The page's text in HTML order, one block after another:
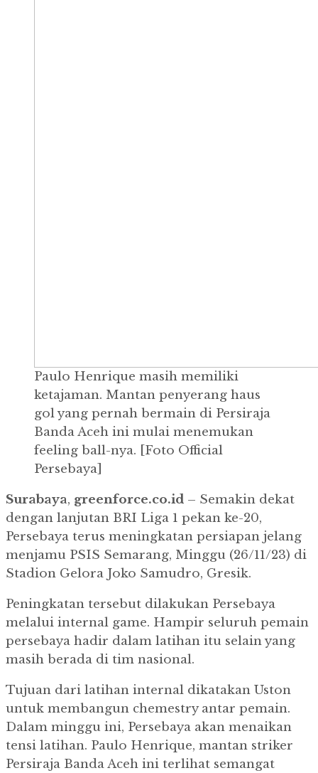
Paulo Henrique masih memiliki
ketajaman. Mantan penyerang haus
gol yang pernah bermain di Persiraja
Banda Aceh ini mulai menemukan
feeling ball-nya. [Foto Official
Persebaya]
Surabaya, greenforce.co.id – Semakin dekat
dengan lanjutan BRI Liga 1 pekan ke-20,
Persebaya terus meningkatan persiapan jelang
menjamu PSIS Semarang, Minggu (26/11/23) di
Stadion Gelora Joko Samudro, Gresik.
Peningkatan tersebut dilakukan Persebaya
melalui internal game. Hampir seluruh pemain
persebaya hadir dalam latihan itu selain yang
masih berada di tim nasional.
Tujuan dari latihan internal dikatakan Uston
untuk membangun chemestry antar pemain.
Dalam minggu ini, Persebaya akan menaikan
tensi latihan. Paulo Henrique, mantan striker
Persiraja Banda Aceh ini terlihat semangat